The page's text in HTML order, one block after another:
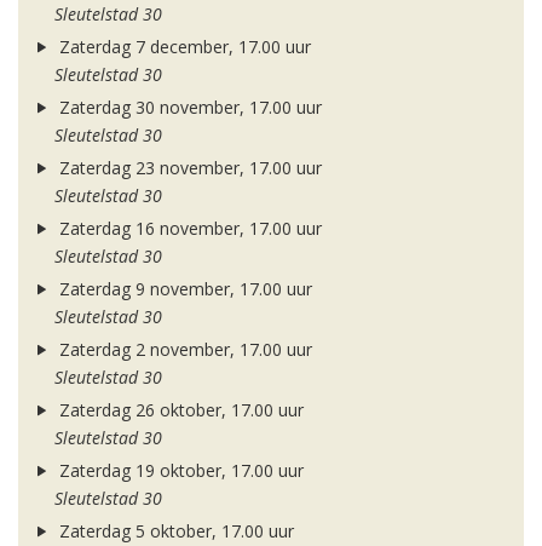
Sleutelstad 30
Zaterdag 7 december, 17.00 uur
Sleutelstad 30
Zaterdag 30 november, 17.00 uur
Sleutelstad 30
Zaterdag 23 november, 17.00 uur
Sleutelstad 30
Zaterdag 16 november, 17.00 uur
Sleutelstad 30
Zaterdag 9 november, 17.00 uur
Sleutelstad 30
Zaterdag 2 november, 17.00 uur
Sleutelstad 30
Zaterdag 26 oktober, 17.00 uur
Sleutelstad 30
Zaterdag 19 oktober, 17.00 uur
Sleutelstad 30
Zaterdag 5 oktober, 17.00 uur